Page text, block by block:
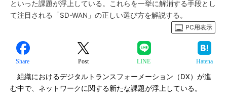
といった課題が浮上している。これらを一挙に解消する手段とし
て注目される「SD-WAN」の正しい選び方を解説する。
PC用表示
Share Post LINE Hatena
組織におけるデジタルトランスフォーメーション（DX）が進
む中で、ネットワークに関する新たな課題が浮上している。